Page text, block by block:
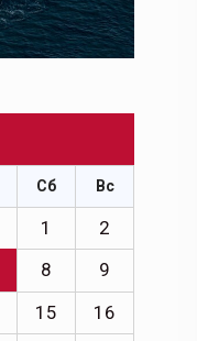
Сб Вс
1
2
8
9
15
16